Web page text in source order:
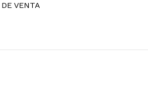
VENTA